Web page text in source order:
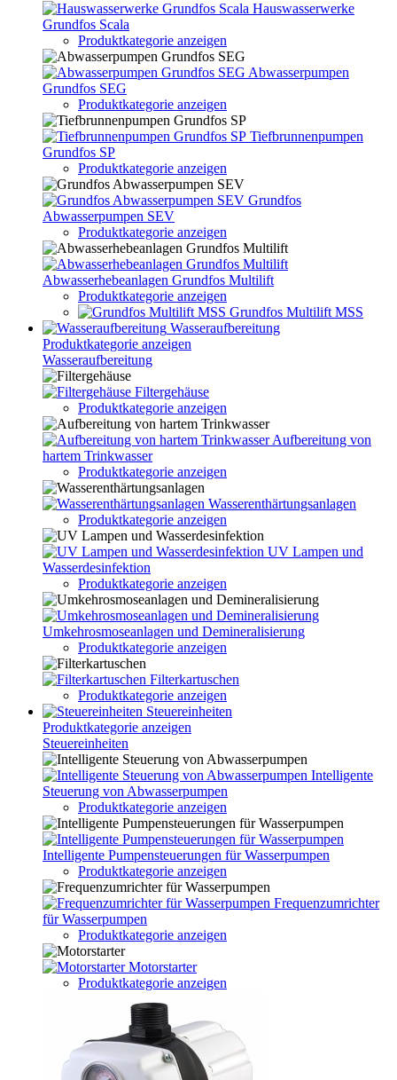
Hauswasserwerke
Grundfos Scala
Produktkategorie anzeigen
Abwasserpumpen
Grundfos SEG
Produktkategorie anzeigen
Tiefbrunnenpumpen
Grundfos SP
Produktkategorie anzeigen
Grundfos
Abwasserpumpen SEV
Produktkategorie anzeigen
Abwasserhebeanlagen Grundfos Multilift
Produktkategorie anzeigen
Grundfos Multilift MSS
Wasseraufbereitung
Produktkategorie anzeigen
Wasseraufbereitung
Filtergehäuse
Produktkategorie anzeigen
Aufbereitung von
hartem Trinkwasser
Produktkategorie anzeigen
Wasserenthärtungsanlagen
Produktkategorie anzeigen
UV Lampen und
Wasserdesinfektion
Produktkategorie anzeigen
Umkehrosmoseanlagen und Demineralisierung
Produktkategorie anzeigen
Filterkartuschen
Produktkategorie anzeigen
Steuereinheiten
Produktkategorie anzeigen
Steuereinheiten
Intelligente
Steuerung von Abwasserpumpen
Produktkategorie anzeigen
Intelligente Pumpensteuerungen für Wasserpumpen
Produktkategorie anzeigen
Frequenzumrichter
für Wasserpumpen
Produktkategorie anzeigen
Motorstarter
Produktkategorie anzeigen